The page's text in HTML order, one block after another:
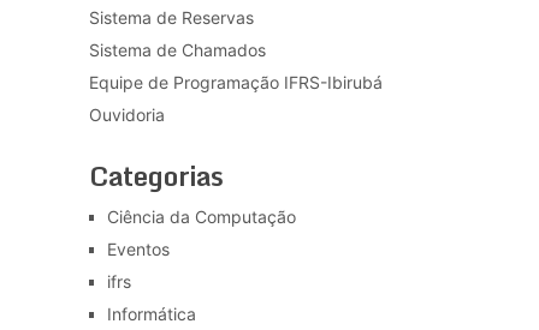
Sistema de Reservas
Sistema de Chamados
Equipe de Programação IFRS-Ibirubá
Ouvidoria
Categorias
Ciência da Computação
Eventos
ifrs
Informática